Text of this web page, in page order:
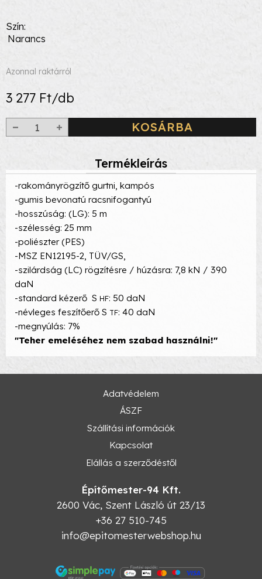
Szín
Narancs
Azonnal raktárról
3 277 Ft/db
KOSÁRBA
Termékleírás
-rakományrögzítő gurtni, kampós
-gumis bevonatú racsnifogantyú
-hosszúság: (LG): 5 m
-szélesség: 25 mm
-poliészter (PES)
-MSZ EN12195-2, TÜV/GS,
-szilárdság (LC) rögzítésre / húzásra: 7,8 kN / 390
daN
-standard kézerő S HF: 50 daN
-névleges feszítőerő S TF: 40 daN
-megnyúlás: 7%
"Teher emeléséhez nem szabad használni!"
Adatvédelem
ÁSZF
Szállítási információk
Kapcsolat
Elállás a szerződéstől
Építőmester-94 Kft.
2600 Vác, Szent László út 23/13
+36 27 510-745
info@epitomesterwebshop.hu